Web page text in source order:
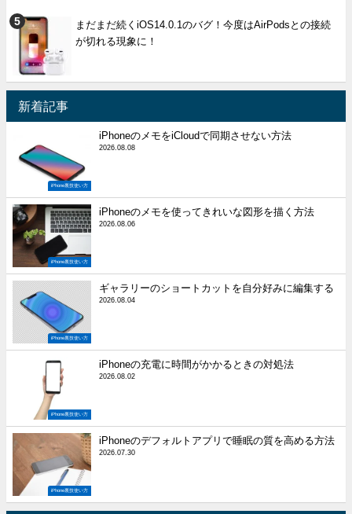
まだまだ続くiOS14.0.1のバグ！今度はAirPodsとの接続
が切れる現象に！
新着記事
iPhone裏技使い方
iPhoneのメモをiCloudで同期させない方法
2026.08.08
iPhone裏技使い方
iPhoneのメモを使ってきれいな図形を描く方法
2026.08.06
iPhone裏技使い方
ギャラリーのショートカットを自分好みに編集する
2026.08.04
iPhone裏技使い方
iPhoneの充電に時間がかかるときの対処法
2026.08.02
iPhone裏技使い方
iPhoneのデフォルトアプリで睡眠の質を高める方法
2026.07.30